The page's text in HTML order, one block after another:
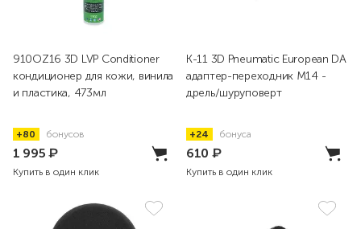
910OZ16 3D LVP Conditioner
кондиционер для кожи, винила
и пластика, 473мл
+80 бонусов
1 995₽
Купить в один клик
K-11 3D Pneumatic European DA
адаптер-переходник М14 -
дрель/шуруповерт
+24 бонуса
610 ₽
Купить в один клик